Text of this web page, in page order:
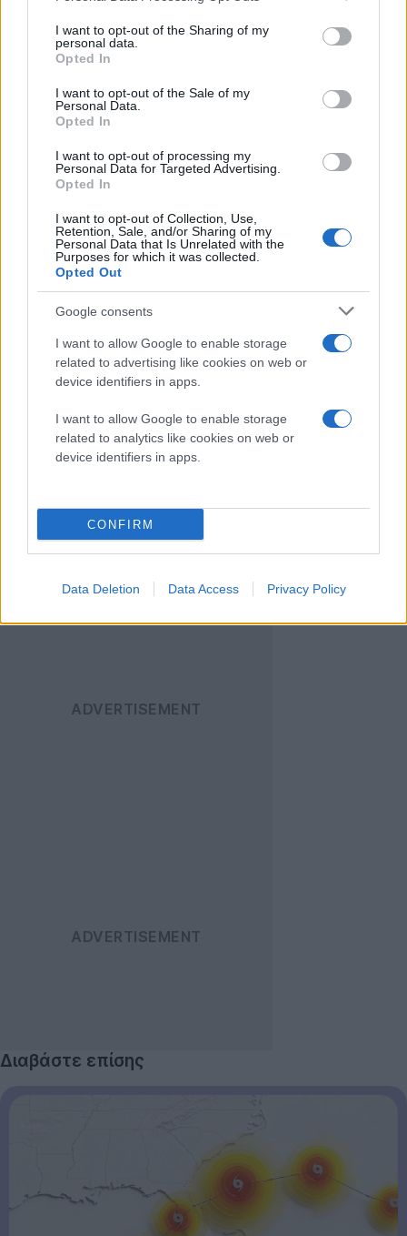
not limited to your visit or usage behaviour. You may click to
grant or deny consent to Google and its third-party tags to
use your data for below specified purposes in below Google
consent section.
I want to opt-out of the Sharing of my
personal data.
Opted In
I want to opt-out of the Sale of my
Personal Data.
Opted In
I want to opt-out of processing my
Personal Data for Targeted Advertising.
Opted In
I want to opt-out of Collection, Use,
Retention, Sale, and/or Sharing of my
Personal Data that Is Unrelated with the
Purposes for which it was collected.
Opted Out
Google consents
I want to allow Google to enable storage
related to advertising like cookies on web or
device identifiers in apps.
I want to allow Google to enable storage
related to analytics like cookies on web or
device identifiers in apps.
CONFIRM
Data Deletion Data Access Privacy Policy
Αφού πραγματοποιήσετε την αναζήτηση της εικόνας
που σας ενδιαφέρει, επιλέγετε Search Tools->Any
σχετικά αποτελέσματα. Επιπλέον, στη μηχανή
αναζήτησης προστέθηκε ένα ακόμα χρωματικό
φίλτρο (διαφανές) που θα το βρείτε στο Any Colors-
Ακολουθήστε το
ενημερώνεστε άμεσα
Διαβάστε επίσης